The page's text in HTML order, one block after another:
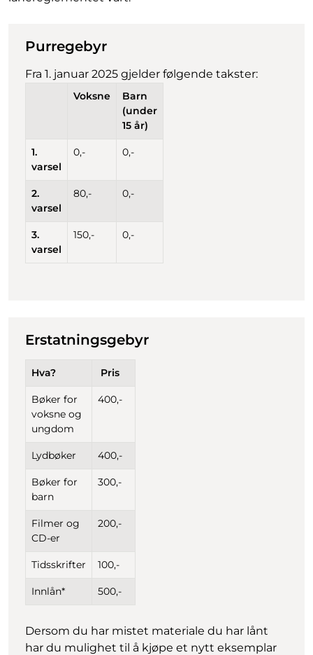
Purregebyr
Fra 1. januar 2025 gjelder følgende takster:
Voksne
Barn
(under
15 år)
1.
varsel
0,- 0,-
2.
varsel
80,- 0,-
3.
varsel
150,- 0,-
Erstatningsgebyr
Hva? Pris
Bøker for
voksne og
ungdom
400,-
Lydbøker 400,-
Bøker for
barn
300,-
Filmer og
CD-er
200,-
Tidsskrifter 100,-
Innlån* 500,-
Dersom du har mistet materiale du har lånt
har du mulighet til å kjøpe et nytt eksemplar